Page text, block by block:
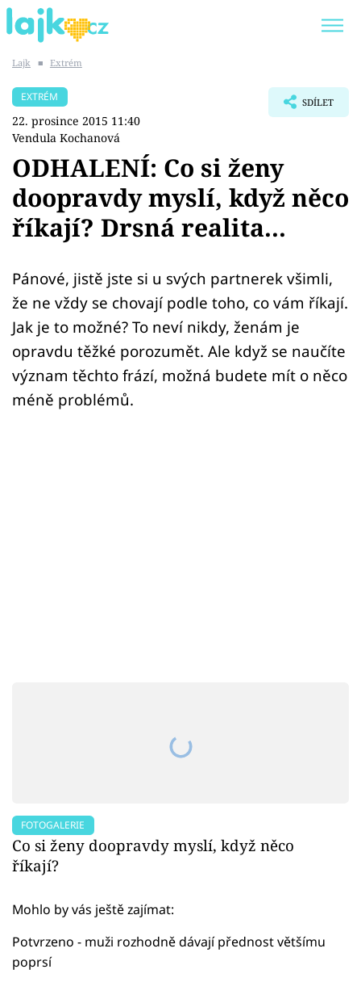
SHOPAHOLICADEL
Témata
Showbyznys
Youtubeři
Virály
Sex a vztahy
Videa
Lajk ■ Extrém
EXTRÉM
22. prosince 2015 11:40
Vendula Kochanová
SDÍLET
ODHALENÍ: Co si ženy
doopravdy myslí, když něco
říkají? Drsná realita...
Pánové, jistě jste si u svých partnerek všimli,
že ne vždy se chovají podle toho, co vám říkají.
Jak je to možné? To neví nikdy, ženám je
opravdu těžké porozumět. Ale když se naučíte
význam těchto frází, možná budete mít o něco
méně problémů.
FOTOGALERIE
Co si ženy doopravdy myslí, když něco
říkají?
Mohlo by vás ještě zajímat:
Potvrzeno - muži rozhodně dávají přednost většímu
poprsí